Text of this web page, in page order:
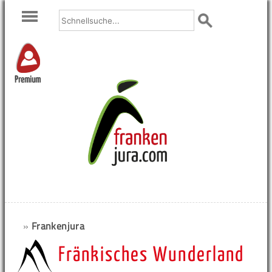
Premium
» Frankenjura
Fränkisches Wunderland